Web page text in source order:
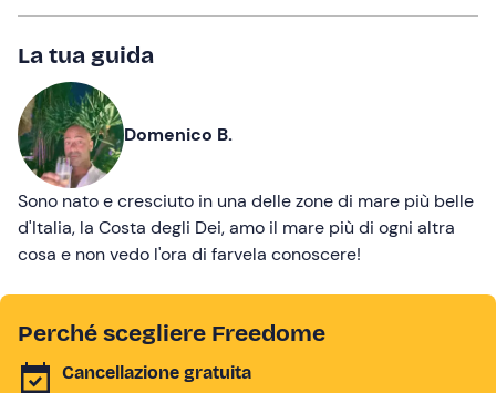
La tua guida
Domenico B.
Sono nato e cresciuto in una delle zone di mare più belle
d'Italia, la Costa degli Dei, amo il mare più di ogni altra
cosa e non vedo l'ora di farvela conoscere!
Perché scegliere Freedome
Cancellazione gratuita